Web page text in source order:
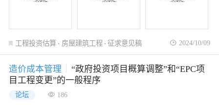
工程投资估算 房屋建筑工程 征求意见稿 2024/10/09
造价成本管理
“政府投资项目概算调整”和“EPC项
目工程变更”的一般程序
论坛 186